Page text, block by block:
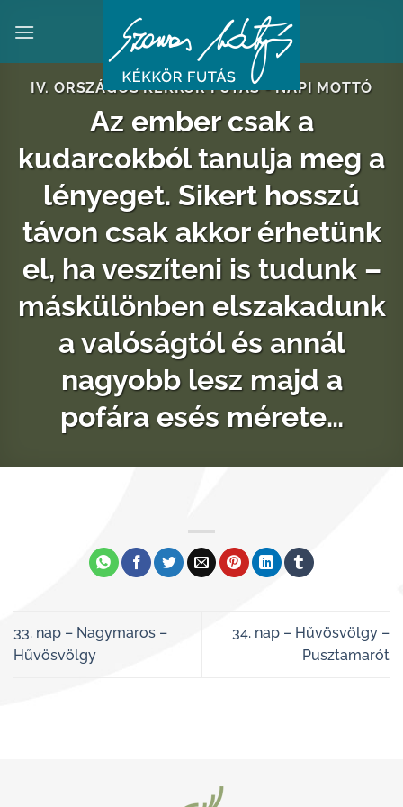
IV. ORSZÁGOS KÉKKÖR FUTÁS - NAPI MOTTÓ
Az ember csak a
kudarcokból tanulja meg a
lényeget. Sikert hosszú
távon csak akkor érhetünk
el, ha veszíteni is tudunk –
máskülönben elszakadunk
a valóságtól és annál
nagyobb lesz majd a
pofára esés mérete…
33. nap – Nagymaros –
Hűvösvölgy
34. nap – Hűvösvölgy –
Pusztamarót